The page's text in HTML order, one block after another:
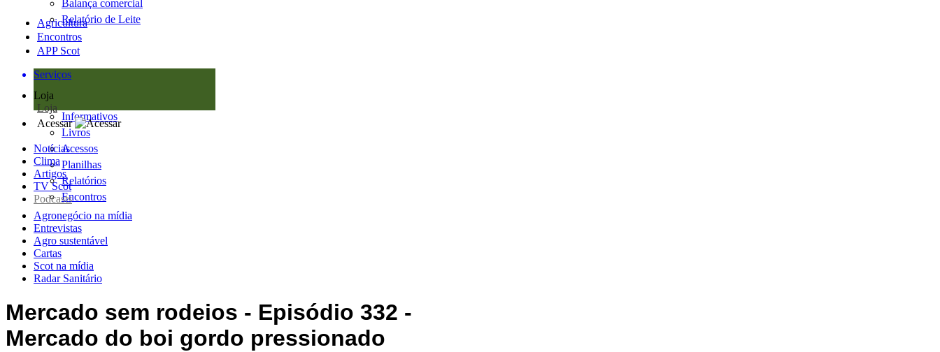
Balança comercial
Relatório de Leite
Agricultura
Encontros
APP Scot
Serviços
Loja
Loja
Informativos
Livros
Acessos
Planilhas
Relatórios
Encontros
Acessar
Notícias
Clima
Artigos
TV Scot
Podcasts
Agronegócio na mídia
Entrevistas
Agro sustentável
Cartas
Scot na mídia
Radar Sanitário
Mercado sem rodeios - Episódio 332 -
Mercado do boi gordo pressionado